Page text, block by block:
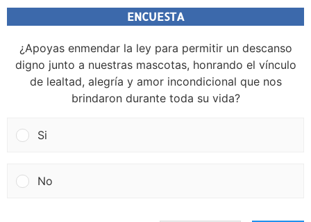
ENCUESTA
¿Apoyas enmendar la ley para permitir un descanso
digno junto a nuestras mascotas, honrando el vínculo
de lealtad, alegría y amor incondicional que nos
brindaron durante toda su vida?
Si
No